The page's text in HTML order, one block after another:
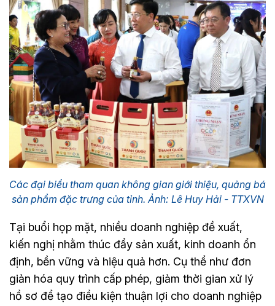
Các đại biểu tham quan không gian giới thiệu, quảng bá
sản phẩm đặc trưng của tỉnh. Ảnh: Lê Huy Hải - TTXVN
Tại buổi họp mặt, nhiều doanh nghiệp đề xuất,
kiến nghị nhằm thúc đẩy sản xuất, kinh doanh ổn
định, bền vững và hiệu quả hơn. Cụ thể như đơn
giản hóa quy trình cấp phép, giảm thời gian xử lý
hồ sơ để tạo điều kiện thuận lợi cho doanh nghiệp